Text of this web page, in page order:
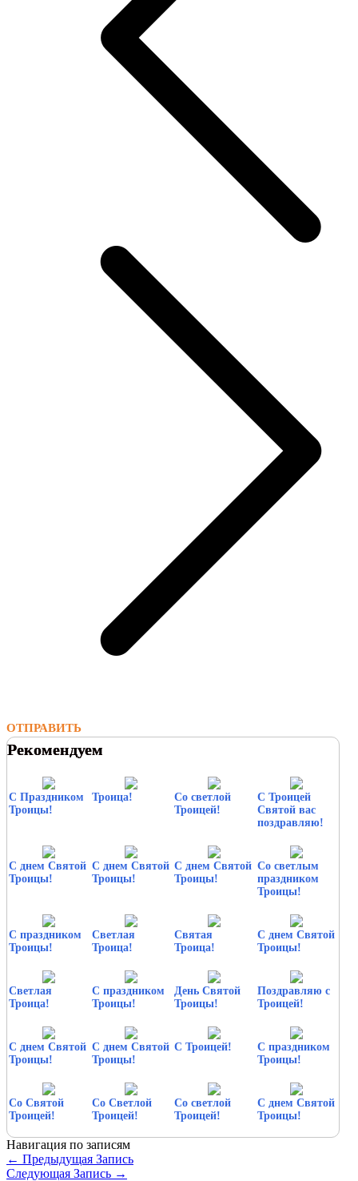
ОТПРАВИТЬ
Рекомендуем
С Праздником
Троицы!
Троица!
Со светлой
Троицей!
С Троицей
Святой вас
поздравляю!
С днем Святой
Троицы!
С днем Святой
Троицы!
С днем Святой
Троицы!
Со светлым
праздником
Троицы!
С праздником
Троицы!
Светлая
Троица!
Святая
Троица!
С днем Святой
Троицы!
Светлая
Троица!
С праздником
Троицы!
День Святой
Троицы!
Поздравляю с
Троицей!
С днем Святой
Троицы!
С днем Святой
Троицы!
С Троицей!
С праздником
Троицы!
Со Святой
Троицей!
Со Светлой
Троицей!
Со светлой
Троицей!
С днем Святой
Троицы!
Навигация по записям
← Предыдущая Запись
Следующая Запись →